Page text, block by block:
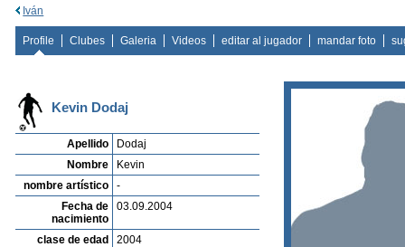
Iván
Profile Clubes Galeria Videos editar al jugador mandar foto
Kevin Dodaj
Apellido
Dodaj
Nombre
Kevin
nombre artístico
-
Fecha de
nacimiento
03.09.2004
clase de edad
2004